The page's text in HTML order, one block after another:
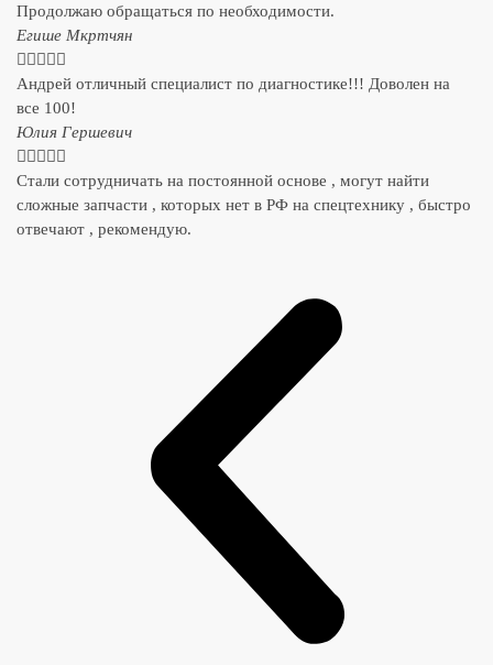
Продолжаю обращаться по необходимости.
​Егише Мкртчян
    
Андрей отличный специалист по диагностике!!! Доволен на
все 100!
​Юлия Гершевич
    
Стали сотрудничать на постоянной основе , могут найти
сложные запчасти , которых нет в РФ на спецтехнику , быстро
отвечают , рекомендую.